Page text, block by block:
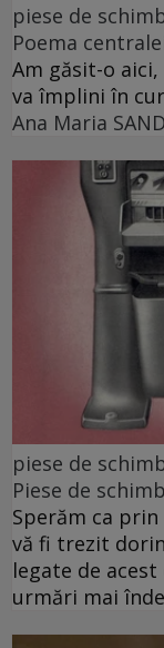
piese de
Poema
Am găsit-o
va împlini în
Ana Maria
piese de
Piese de schimb
Sperăm ca
vă fi trezit
legate de
urmări mai